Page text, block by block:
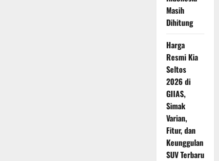
Masih
Dihitung
Harga
Resmi Kia
Seltos
2026 di
GIIAS,
Simak
Varian,
Fitur, dan
Keunggulan
SUV Terbaru